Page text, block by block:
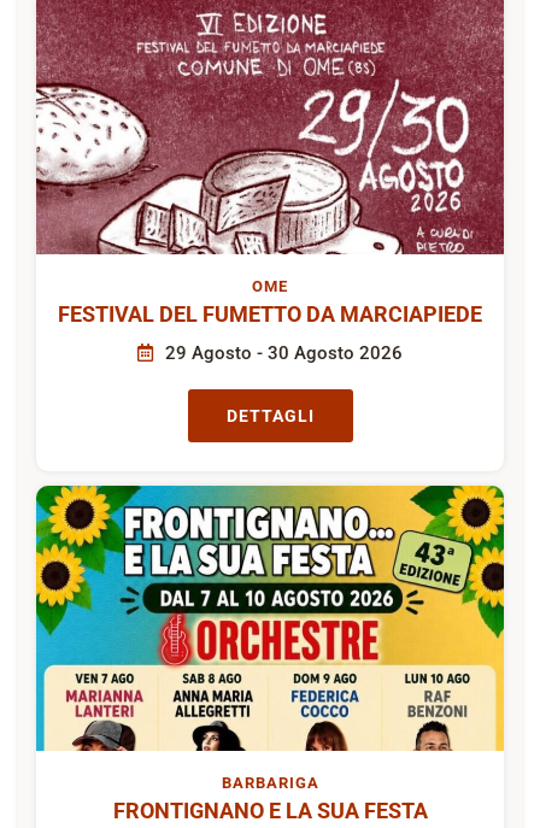
OME
FESTIVAL DEL FUMETTO DA MARCIAPIEDE
29 Agosto - 30 Agosto 2026
DETTAGLI
BARBARIGA
FRONTIGNANO E LA SUA FESTA